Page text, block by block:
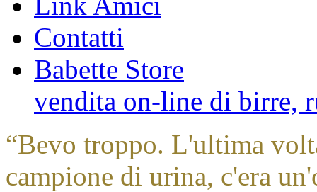
Contatti
Babette Store
vendita on-line di birre,
“Bevo troppo. L'ultima
campione di urina, c'era